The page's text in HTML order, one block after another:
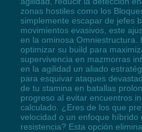
zonas hostiles como los
simplemente escapar de jefes
movimientos evasivos, este
en la ominosa Omniestructura.
optimizar su build para
supervivencia en mazmorras
en la agilidad un aliado
para esquivar ataques
de tu stamina en batallas
progreso al evitar encuentros
calculado. ¿Eres de los que
velocidad o un enfoque híbrido
resistencia? Esta opción